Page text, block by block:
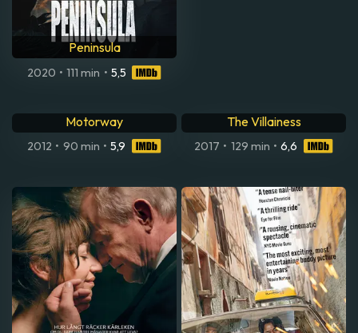
Peninsula
2020 • 111 min • 5,5